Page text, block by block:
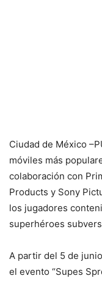
Ciudad de México
móviles más
colaboración con
Products y Sony
los jugadores
superhéroes
A partir del 5 de
el evento “Supes